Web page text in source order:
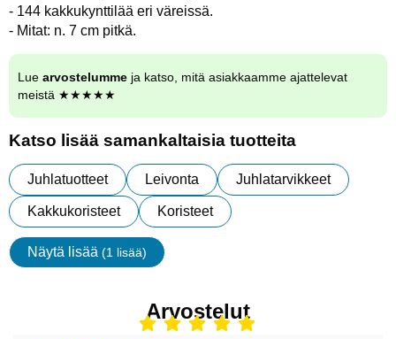
- 144 kakkukynttilää eri väreissä.
- Mitat: n. 7 cm pitkä.
Lue arvostelumme ja katso, mitä asiakkaamme ajattelevat
meistä ★★★★★
Katso lisää samankaltaisia tuotteita
Juhlatuotteet Leivonta Juhlatarvikkeet
Kakkukoristeet Koristeet
Näytä lisää (1 lisää)
ominaisuudet
Arvostelut